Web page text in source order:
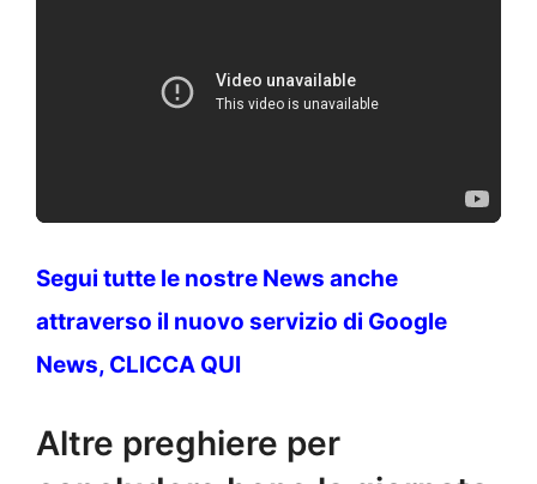
Segui tutte le nostre News anche
attraverso il nuovo servizio di Google
News, CLICCA QUI
Altre preghiere per